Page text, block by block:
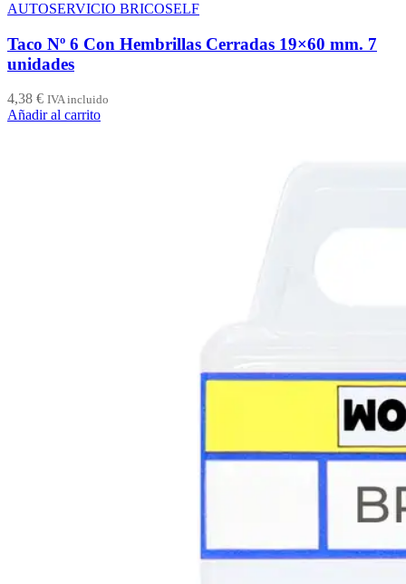
AUTOSERVICIO BRICOSELF
Taco Nº 6 Con Hembrillas Cerradas 19×60 mm. 7
unidades
4,38 € IVA incluido
Añadir al carrito